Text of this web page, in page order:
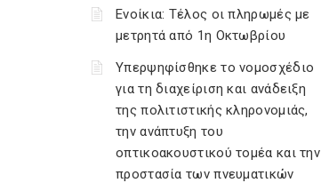
Ενοίκια: Τέλος οι πληρωμές με
μετρητά από 1η Οκτωβρίου
Υπερψηφίσθηκε το νομοσχέδιο
για τη διαχείριση και ανάδειξη
της πολιτιστικής κληρονομιάς,
την ανάπτυξη του
οπτικοακουστικού τομέα και την
προστασία των πνευματικών